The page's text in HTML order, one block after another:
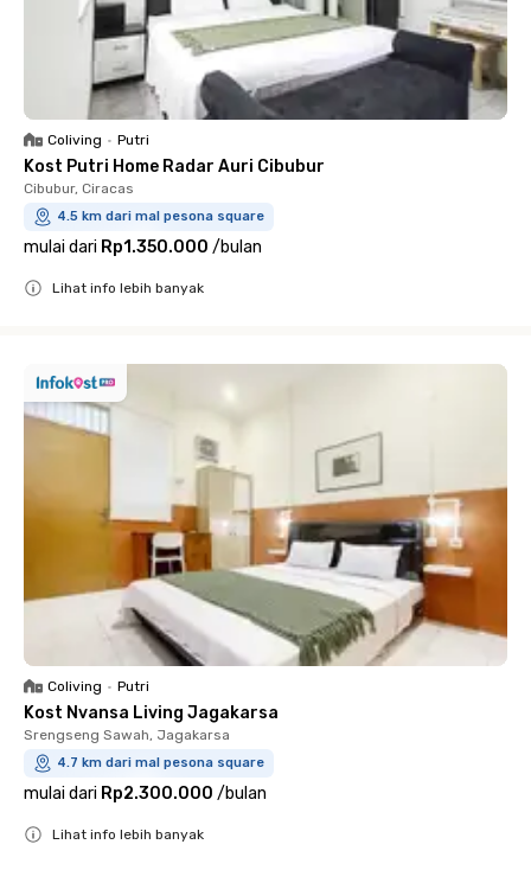
Coliving • Putri
Kost Putri Home Radar Auri Cibubur
Cibubur, Ciracas
4.5 km dari mal pesona square
mulai dari Rp1.350.000 /bulan
Lihat info lebih banyak
Coliving • Putri
Kost Nvansa Living Jagakarsa
Srengseng Sawah, Jagakarsa
4.7 km dari mal pesona square
mulai dari Rp2.300.000 /bulan
Lihat info lebih banyak